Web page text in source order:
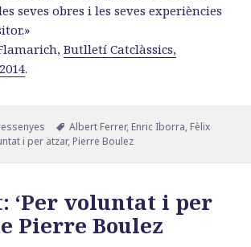
seves obres i les seves experiències
Butlletí Catclàssics,
.
Etiquetes
Albert Ferrer, Enric Iborra, Fèlix
i per atzar, Pierre Boulez
‘Per voluntat i per
Pierre Boulez